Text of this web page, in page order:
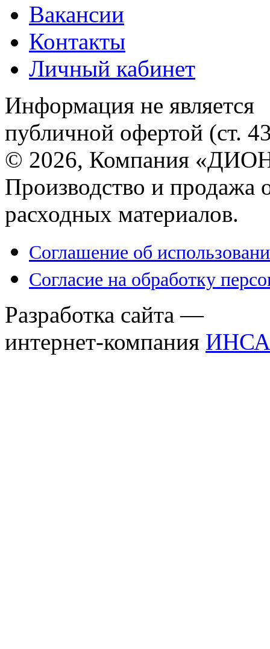
Вакансии
Контакты
Личный кабинет
Информация не является
публичной офертой (ст.
© 2026, Компания
Производство и продажа
расходных материалов.
Соглашение об
Согласие на обработку
Разработка сайта —
интернет-компания